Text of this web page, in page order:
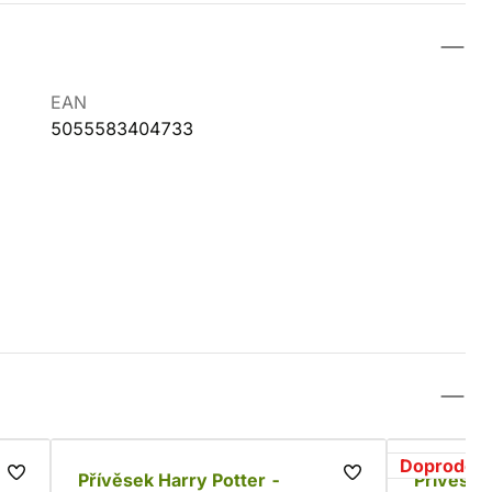
EAN
5055583404733
Přívěsek Harry Potter -
Doprodej